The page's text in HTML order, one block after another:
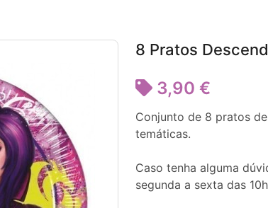
8 Pratos
3,90 €
Conjunto de 8 pratos
temáticas.
Caso tenha alguma
segunda a sexta das